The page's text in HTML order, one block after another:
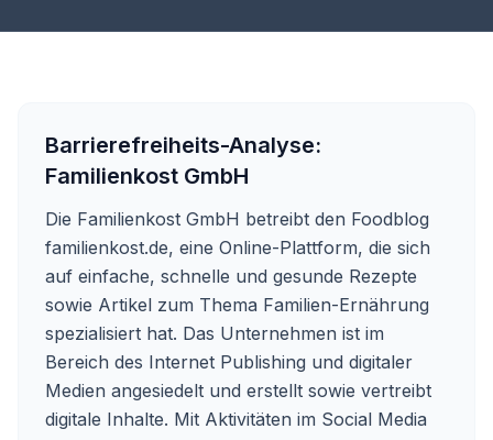
Barrierefreiheits-Analyse:
Familienkost GmbH
Die Familienkost GmbH betreibt den Foodblog
familienkost.de, eine Online-Plattform, die sich
auf einfache, schnelle und gesunde Rezepte
sowie Artikel zum Thema Familien-Ernährung
spezialisiert hat. Das Unternehmen ist im
Bereich des Internet Publishing und digitaler
Medien angesiedelt und erstellt sowie vertreibt
digitale Inhalte. Mit Aktivitäten im Social Media